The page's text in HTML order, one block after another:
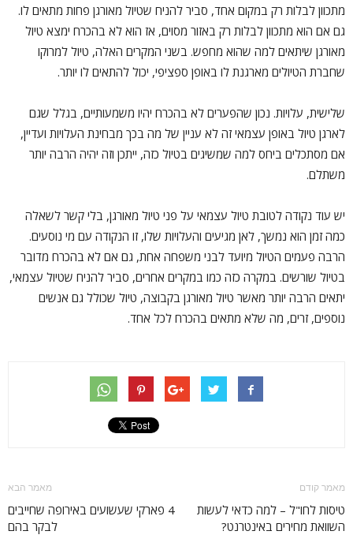
מתכוון לבלות רק במקום אחד, סביר להניח שטיול מאורגן פחות מתאים לו.
גם אם הוא מתכוון לבלות רק באזור מסוים, אז הוא לא בהכרח ימצא טיול
מאורגן שיתאים למה שהוא מחפש. בשני המקרים האלה, טיול למרוקו
שחברת הטיולים מארגנת לו באופן ספציפי, יכול להתאים לו יותר.
שלישית, עלויות. נכון שהפערים לא בהכרח יהיו משמעותיים, בגלל שגם
לארגן טיול באופן עצמאי זה לא עניין של מה בכך מבחינת העלויות ועדיין,
אם מסתכלים ביחס למה שמשיגים בטיול כזה, ייתכן וזה יהיה הרבה יותר
משתלם.
יש עוד נקודה לטובת טיול עצמאי על פני טיול מאורגן, בלי קשר לשאלה
כמה זמן הוא נמשך, לאן מגיעים והעלויות שלו, זו הנקודה עם מי נוסעים.
הרבה פעמים הטיול מיועד לבני משפחה אחת, גם אם לא בהכרח מדובר
בטיול שורשים. במקרה כזה כמו במקרים אחרים, סביר להניח שטיול עצמאי,
יתאים הרבה יותר מאשר טיול מאורגן בקבוצה, טיול שכולל גם אנשים
נוספים, זרים, מה שלא מתאים בהכרח לכל אחד.
מאמר קודם
טיסות לחו"ל – למה כדאי לעשות
השוואת מחירים באינטרנט?
מאמר הבא
4 פארקי שעשועים באירופה שחייבים
לבקר בהם